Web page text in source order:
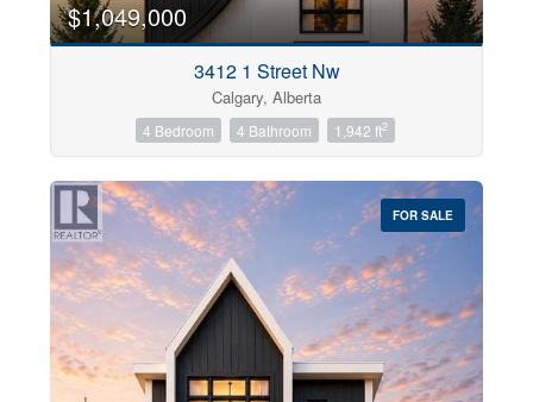
$1,049,000
3412 1 Street Nw
Calgary, Alberta
4 Bedroom 4 Bathroom 1,942 ft2
FOR SALE